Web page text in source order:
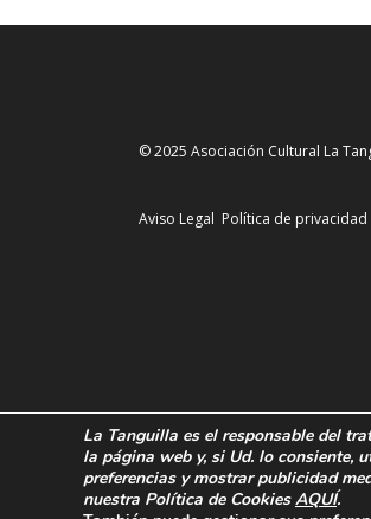
© 2025 Asociación Cultural La
Aviso Legal Política de privacidad
La Tanguilla es el responsable del
la página web y, si Ud. lo consiente,
preferencias ymostrar publicidad
nuestra Política de CookiesAQUÍ.